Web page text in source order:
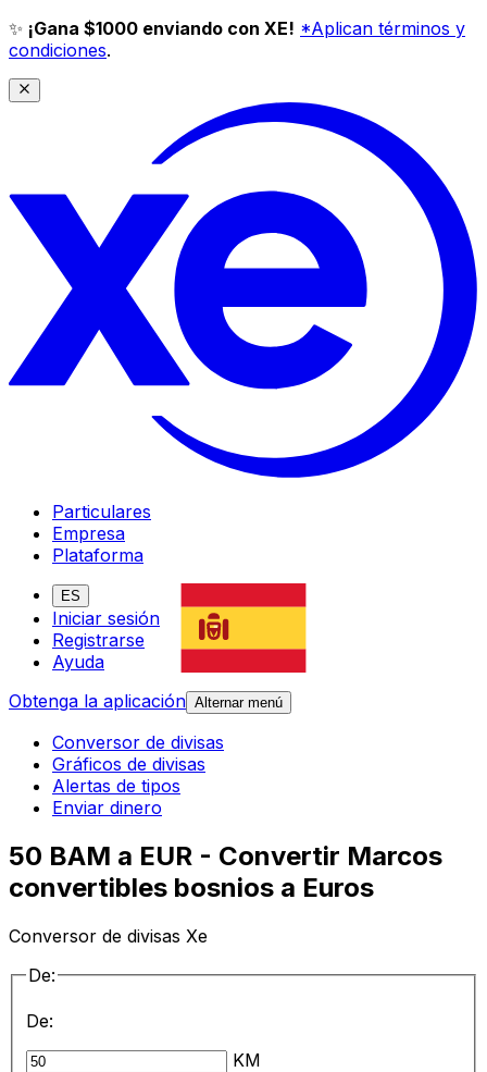
✨ ¡Gana $1000 enviando con XE! *Aplican términos y
condiciones.
Particulares
Empresa
Plataforma
ES
Iniciar sesión
Registrarse
Ayuda
Obtenga la aplicación Alternar menú
Conversor de divisas
Gráficos de divisas
Alertas de tipos
Enviar dinero
50 BAM a EUR - Convertir Marcos
convertibles bosnios a Euros
Conversor de divisas Xe
De:
De:
KM